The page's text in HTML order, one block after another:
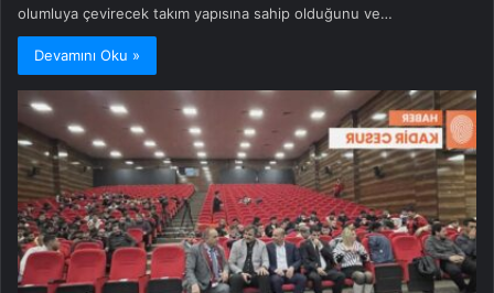
olumluya çevirecek takım yapısına sahip olduğunu ve…
Devamını Oku »